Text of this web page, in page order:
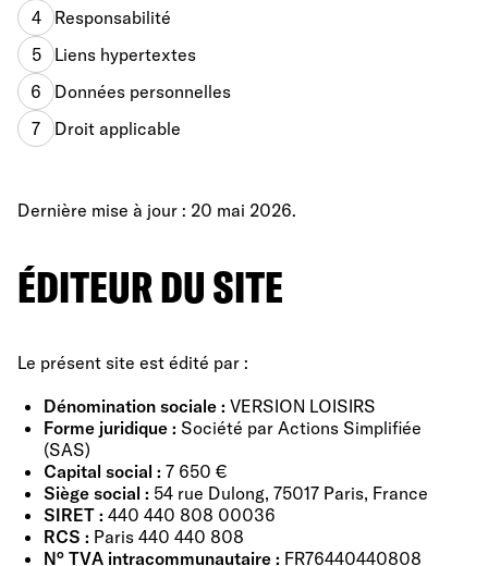
4
Responsabilité
5
Liens hypertextes
6
Données personnelles
7
Droit applicable
Dernière mise à jour : 20 mai 2026.
ÉDITEUR DU SITE
Le présent site est édité par :
Dénomination sociale : VERSION LOISIRS
Forme juridique : Société par Actions Simplifiée
(SAS)
Capital social : 7 650 €
Siège social : 54 rue Dulong, 75017 Paris, France
SIRET : 440 440 808 00036
RCS : Paris 440 440 808
N° TVA intracommunautaire : FR76440440808